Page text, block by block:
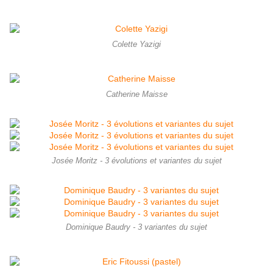
Colette Yazigi
Catherine Maisse
Josée Moritz - 3 évolutions et variantes du sujet
Dominique Baudry - 3 variantes du sujet